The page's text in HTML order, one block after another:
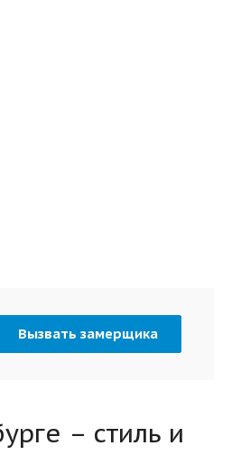
Вызвать замерщика
– стиль и